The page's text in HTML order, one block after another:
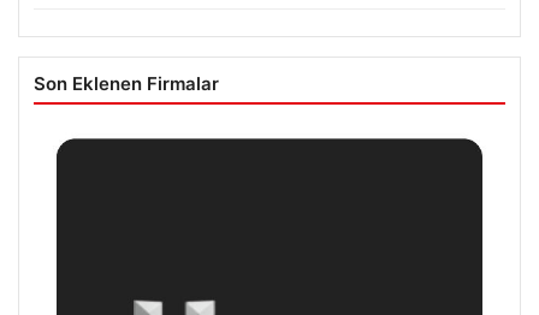
Son Eklenen Firmalar